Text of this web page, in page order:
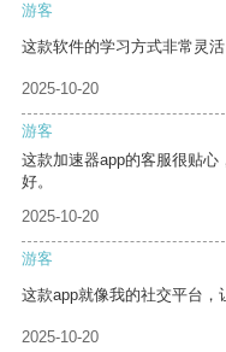
游客
这款软件的学习方式非常灵
2025-10-20
游客
这款加速器app的客服很贴
好。
2025-10-20
游客
这款app就像我的社交平台，
2025-10-20